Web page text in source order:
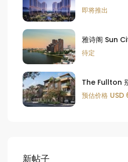
即将推出
雅诗阁 Sun
待定
The Fullton
预估价格 USD
新帖子